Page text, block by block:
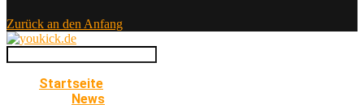
Zurück an den Anfang
Startseite
News